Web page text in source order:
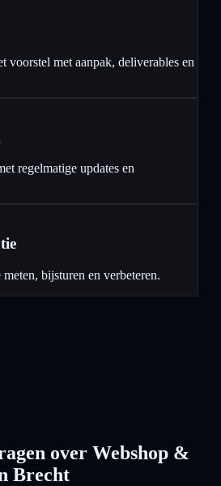
voorstel met aanpak, deliverables en
regelmatige updates en
bijsturen en verbeteren.
over Webshop &
Brecht